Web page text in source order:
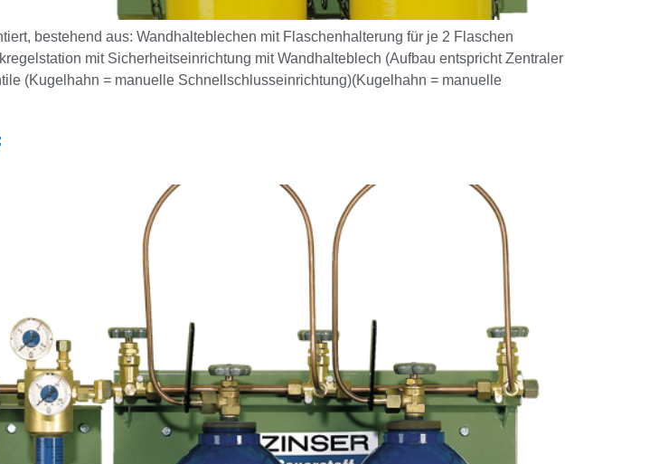
bestehend aus: Wandhalteblechen mit Flaschenhalterung für je 2 Flaschen
mit Sicherheitseinrichtung mit Wandhalteblech (Aufbau entspricht Zentraler
(Kugelhahn = manuelle Schnellschlusseinrichtung)(Kugelhahn = manuelle